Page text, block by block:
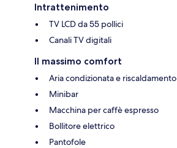
Intrattenimento
TV LCD da 55 pollici
Canali TV digitali
Il massimo comfort
Aria condizionata e riscaldamento
Minibar
Macchina per caffè espresso
Bollitore elettrico
Pantofole